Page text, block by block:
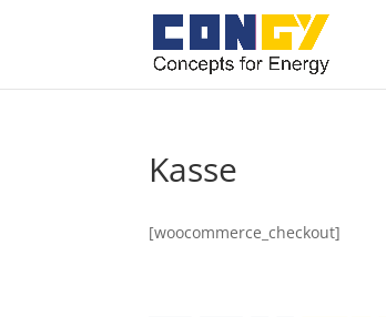
Kasse
[woocommerce_checkout]